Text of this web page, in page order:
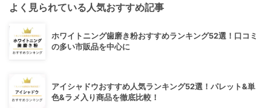
よく見られている人気おすすめ記事
ホワイトニング歯磨き粉おすすめランキング52選！口コミ
の多い市販品を中心に
アイシャドウおすすめ人気ランキング52選！パレット&単
色&ラメ入り商品を徹底比較！